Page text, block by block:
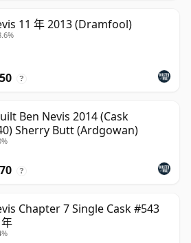
11 年 2013 (Dramfool)
?
Ben Nevis 2014 (Cask
Sherry Butt (Ardgowan)
?
Chapter 7 Single Cask #543